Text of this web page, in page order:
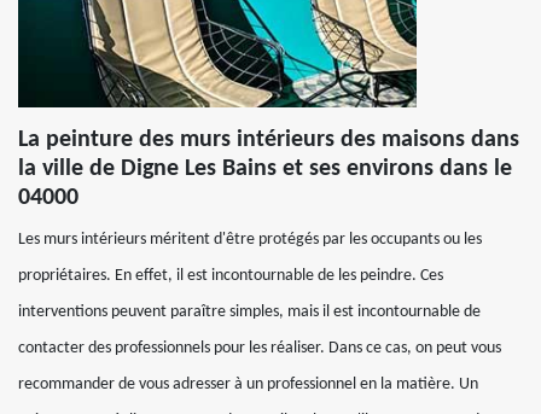
La peinture des murs intérieurs des maisons dans
la ville de Digne Les Bains et ses environs dans le
04000
Les murs intérieurs méritent d'être protégés par les occupants ou les
propriétaires. En effet, il est incontournable de les peindre. Ces
interventions peuvent paraître simples, mais il est incontournable de
contacter des professionnels pour les réaliser. Dans ce cas, on peut vous
recommander de vous adresser à un professionnel en la matière. Un